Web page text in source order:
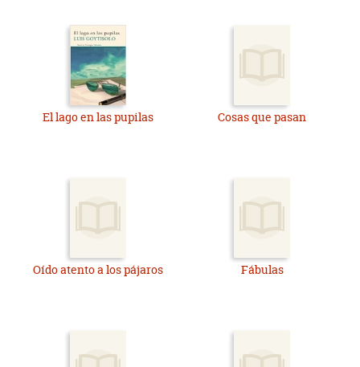
El lago en las pupilas Cosas que pasan
Oído atento a los pájaros Fábulas